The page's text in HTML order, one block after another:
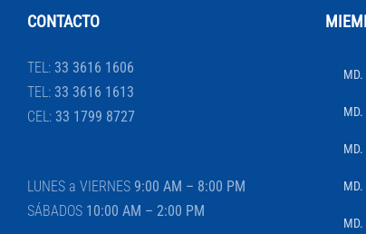
CONTACTO
TEL: 33 3616 1606
TEL: 33 3616 1613
CEL: 33 1799 8727
LUNES a VIERNES 9:00 AM – 8:00 PM
SÁBADOS 10:00 AM – 2:00 PM
MD.
MD.
MD.
MD.